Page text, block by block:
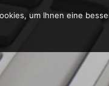
um Ihnen eine